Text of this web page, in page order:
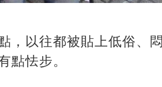
，以往都被貼上低俗、悶
點怯步。